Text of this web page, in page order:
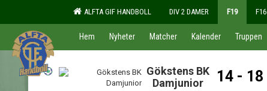
ALFTA GIF HANDBOLL DIV 2 DAMER F19 F16
Hem Nyheter Matcher Kalender Truppen
Gökstens BK
Damjunior
14 - 18